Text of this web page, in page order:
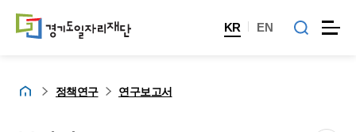
KR EN
홈 정책연구 연구보고서